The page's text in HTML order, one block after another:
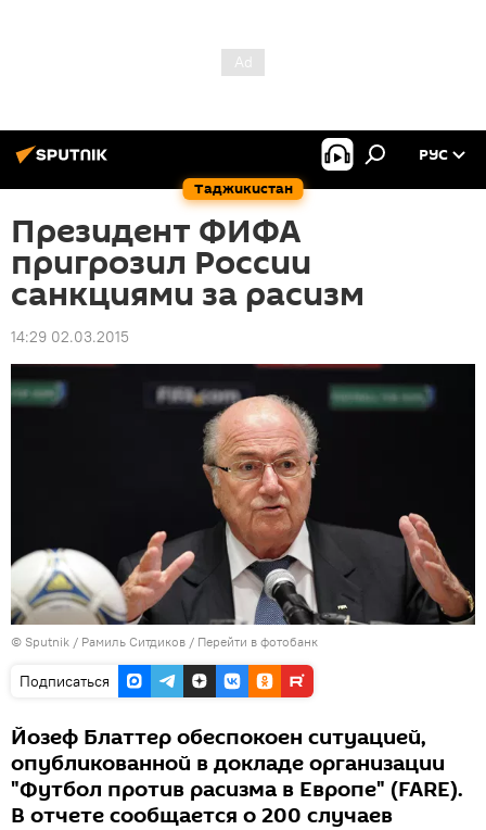
Таджикистан
РУС
Президент ФИФА
пригрозил России
санкциями за расизм
14:29 02.03.2015
© Sputnik / Рамиль Ситдиков / Перейти в фотобанк
Подписаться
Йозеф Блаттер обеспокоен ситуацией,
опубликованной в докладе организации
"Футбол против расизма в Европе" (FARE).
В отчете сообщается о 200 случаев